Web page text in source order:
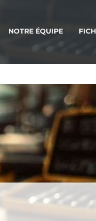
NOTRE ÉQUIPE